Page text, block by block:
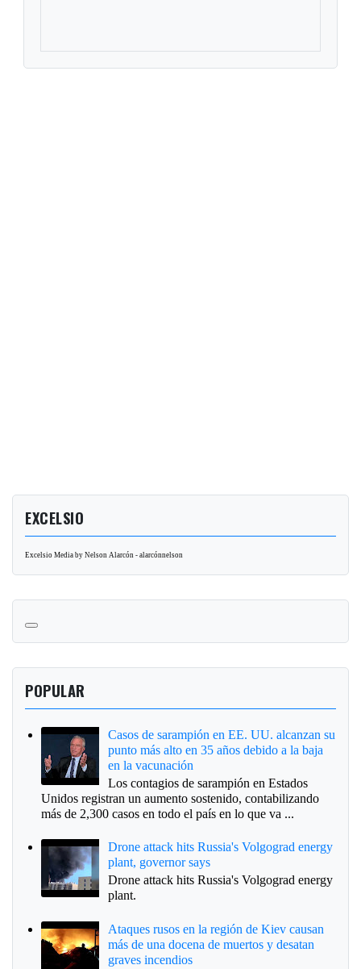
EXCELSIO
Excelsio Media by Nelson Alarcón - alarcónnelson
POPULAR
Casos de sarampión en EE. UU. alcanzan su
punto más alto en 35 años debido a la baja
en la vacunación
Los contagios de sarampión en Estados
Unidos registran un aumento sostenido, contabilizando
más de 2,300 casos en todo el país en lo que va ...
Drone attack hits Russia's Volgograd energy
plant, governor says
Drone attack hits Russia's Volgograd energy
plant.
Ataques rusos en la región de Kiev causan
más de una docena de muertos y desatan
graves incendios